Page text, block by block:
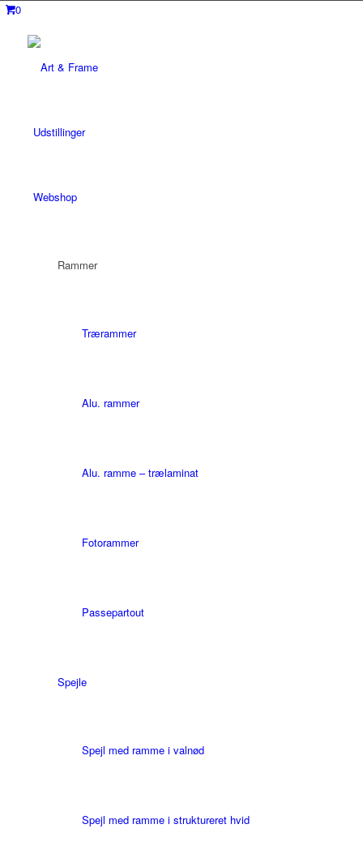
0
Udstillinger
Webshop
Rammer
Trærammer
Alu. rammer
Alu. ramme – trælaminat
Fotorammer
Passepartout
Spejle
Spejl med ramme i valnød
Spejl med ramme i struktureret hvid